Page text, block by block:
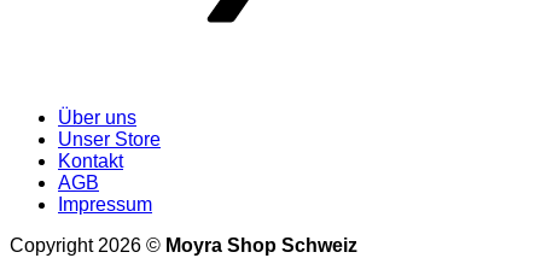
Über uns
Unser Store
Kontakt
AGB
Impressum
Copyright 2026 © Moyra Shop Schweiz